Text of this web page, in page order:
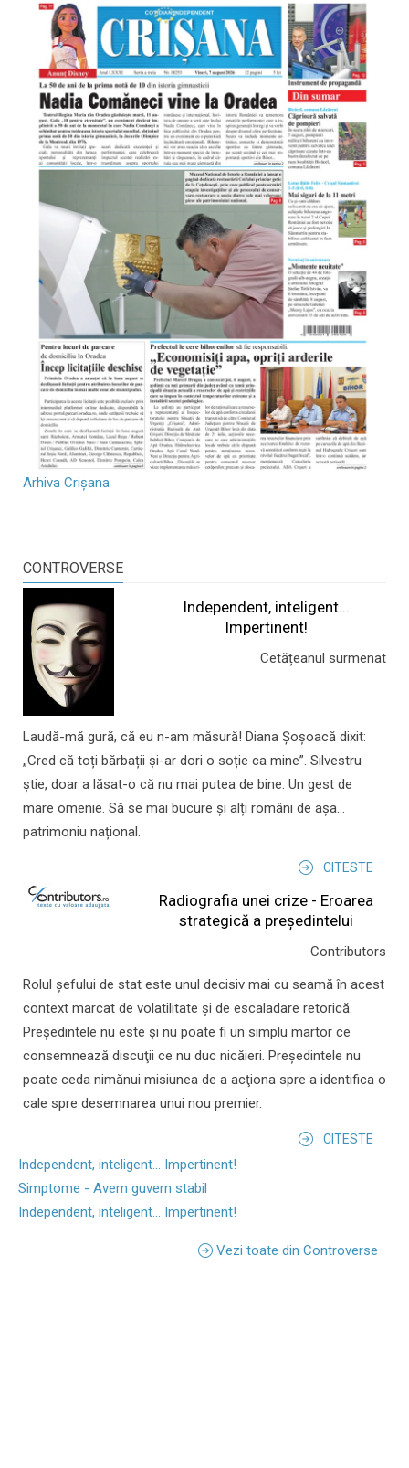
Arhiva Crișana
CONTROVERSE
Independent, inteligent...
Impertinent!
Cetățeanul surmenat
Laudă-mă gură, că eu n-am măsură! Diana Șoșoacă dixit:
„Cred că toți bărbații și-ar dori o soție ca mine”. Silvestru
știe, doar a lăsat-o că nu mai putea de bine. Un gest de
mare omenie. Să se mai bucure și alți români de așa...
patrimoniu național.
CITESTE
Radiografia unei crize - Eroarea
strategică a președintelui
Contributors
Rolul şefului de stat este unul decisiv mai cu seamă în acest
context marcat de volatilitate şi de escaladare retorică.
Preşedintele nu este şi nu poate fi un simplu martor ce
consemnează discuţii ce nu duc nicăieri. Preşedintele nu
poate ceda nimănui misiunea de a acţiona spre a identifica o
cale spre desemnarea unui nou premier.
CITESTE
Independent, inteligent... Impertinent!
Simptome - Avem guvern stabil
Independent, inteligent... Impertinent!
Vezi toate din Controverse